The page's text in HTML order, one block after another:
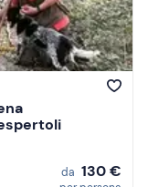
da 130 €